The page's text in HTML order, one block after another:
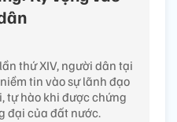
thứ XIV, người dân tại
tin vào sự lãnh đạo
tự hào khi được chứng
đại của đất nước.